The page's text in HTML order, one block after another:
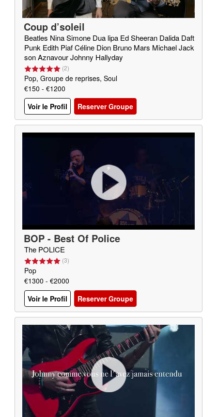
Coup d’soleil
Beatles Nina Simone Dua lipa Ed Sheeran Dalida Daft
Punk Edith Piaf Céline Dion Bruno Mars Michael Jack
son Aznavour Johnny Hallyday
(2)
Pop, Groupe de reprises, Soul
€150 - €1200
Voir le Profil
Reserver Groupe
BOP - Best Of Police
The POLICE
(3)
Pop
€1300 - €2000
Voir le Profil
Reserver Groupe